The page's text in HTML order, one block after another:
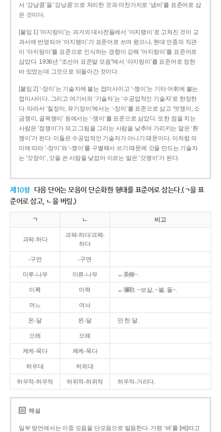
서 ‘강남콩’을 ‘강낭콩’으로 처리한 것과 마찬가지로 ‘냄비’를 표준어로 삼
은 것이다.
[붙임 1] ‘아지랑이’는 과거의 대사전들에서 ‘아지랭이’로 고쳐진 것이 교
과서에 반영되어 ‘아지랭이’가 표준어로 쓰여 왔으나, 현대 언중의 직관
이 ‘아지랑이’를 표준으로 인식하는 경향이 강해 ‘아지랑이’를 표준어로
삼았다. 1936년 “조선어 표준말 모음”에서 ‘아지랑이’를 표준어로 정한
바 있었는데 그것으로 되돌아간 것이다.
[붙임 2] ‘-장이’는 기술자에 붙는 접미사이고 ‘-쟁이’는 기타 어휘에 붙는
접미사이다. 그리고 여기서의 ‘기술자’는 ‘수공업적인 기술자’로 한정한
다. 따라서 ‘칠장이, 유기장이’에서는 ‘-장이’를 표준으로 삼고 ‘멋쟁이, 소
금쟁이, 골목쟁이’ 등에서는 ‘-쟁이’를 표준으로 삼았다. 또한 점을 치는
사람은 ‘점쟁이’가 되고 그림을 그리는 사람을 낮추어 가리키는 말은 ‘환
쟁이’가 된다. 이들은 수공업적인 기술자가 아니기 때문이다. 이처럼 의
미에 따라 ‘-장이’와 ‘-쟁이’를 구별해서 쓰기 때문에 갓을 만드는 기술자
는 ‘갓장이’, 갓을 쓴 사람을 낮잡아 이르는 말은 ‘갓쟁이’가 된다.
제10항 다음 단어는 모음이 단순화한 형태를 표준어로 삼는다.(ㄱ을 표
준어로 삼고, ㄴ을 버림.)
ㄱ ㄴ 비고
괴팍-하다
괴퍅-하다/괴팩-
하다
-구먼 -구면
미루-나무 미류-나무 ←美柳~.
미륵 미력 ←彌勒. ~보살, ~불, 돌~.
여느 여늬
온-달 왼-달 만 한 달.
으레 으례
케케-묵다 켸켸-묵다
허우대 허위대
허우적-허우적 허위적-허위적 허우적-거리다.
해설
일부 방언에서는 이중 모음을 단모음으로 발음한다. 가령 ‘벼’를 [베]라고